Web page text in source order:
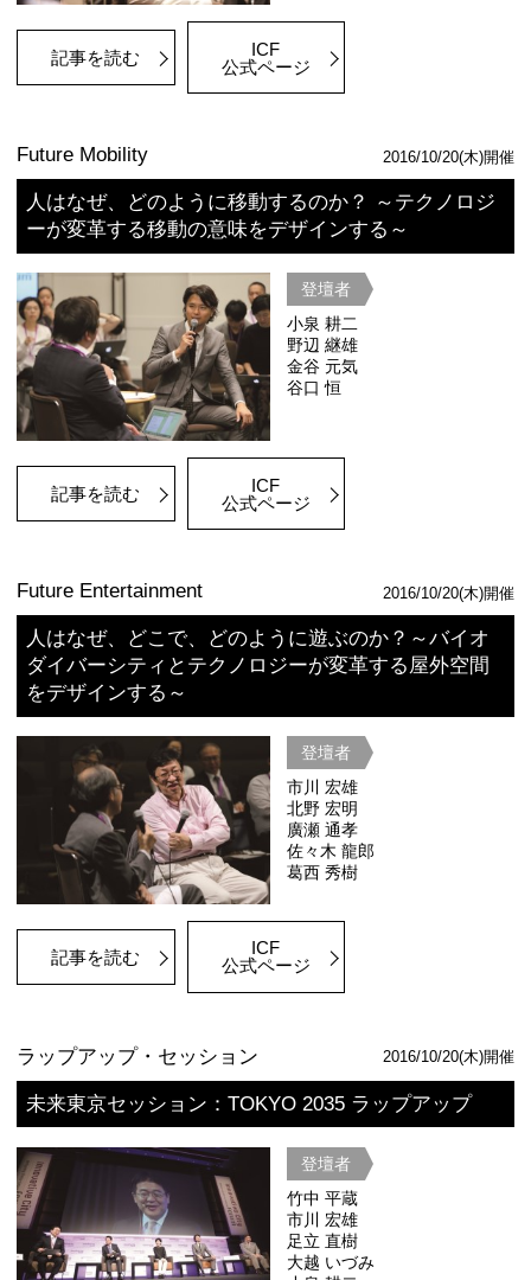
東京のアイデンティティ:
時間の連続性と創造力がもたらす未
登壇者
デービッ
記事を読む 動画を見る
ICF
2017年のICF都市戦略セッション「
TOKYO 2035 都市戦略シンポジウム
像しながら、20年後の東京の都市ビジ
ン実現のための都市戦略などについて
からオープンに議論した。